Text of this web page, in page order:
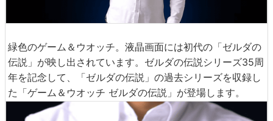
緑色のゲーム＆ウオッチ。液晶画面には初代の「ゼルダの
伝説」が映し出されています。ゼルダの伝説シリーズ35周
年を記念して、「ゼルダの伝説」の過去シリーズを収録し
た「ゲーム＆ウオッチ ゼルダの伝説」が登場します。